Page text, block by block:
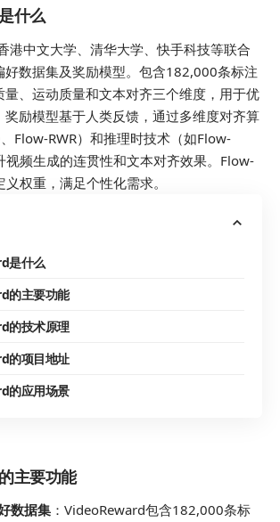
什么
港中文大学、清华大学、快手科技等联合
好数据集及奖励模型。包含182,000条标注
量、运动质量和文本对齐三个维度，用于优
奖励模型基于人类反馈，通过多维度对齐算
Flow-RWR）和推理时技术（如Flow-
视频生成的连贯性和文本对齐效果。Flow-
权重，满足个性化需求。
是什么
的主要功能
的技术原理
的项目地址
的应用场景
主要功能
数据集 ：VideoReward包含182,000条标